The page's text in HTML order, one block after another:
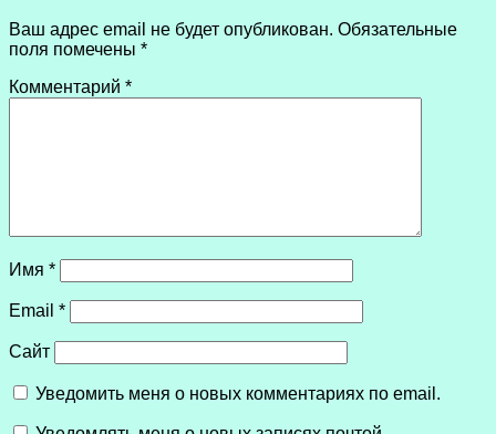
Ваш адрес email не будет опубликован. Обязательные
поля помечены *
Комментарий *
Имя *
Email *
Сайт
Уведомить меня о новых комментариях по email.